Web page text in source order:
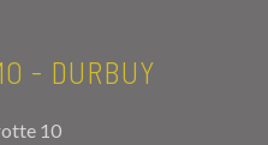
- DURBUY
10